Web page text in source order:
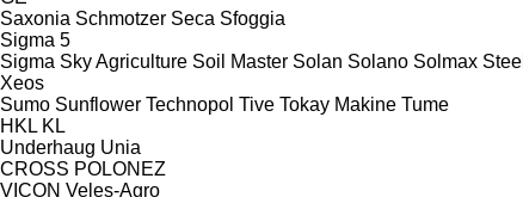
Saxonia Schmotzer Seca Sfoggia
Sigma 5
Sigma Sky Agriculture Soil Master Solan Solano Solmax Steel
Xeos
Sumo Sunflower Technopol Tive Tokay Makine Tume
HKL KL
Underhaug Unia
CROSS POLONEZ
VICON Veles-Agro